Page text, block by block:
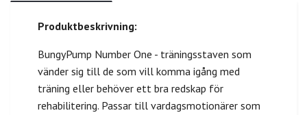
Produktbeskrivning:
BungyPump Number One - träningsstaven som
vänder sig till de som vill komma igång med
träning eller behöver ett bra redskap för
rehabilitering. Passar till vardagsmotionärer som